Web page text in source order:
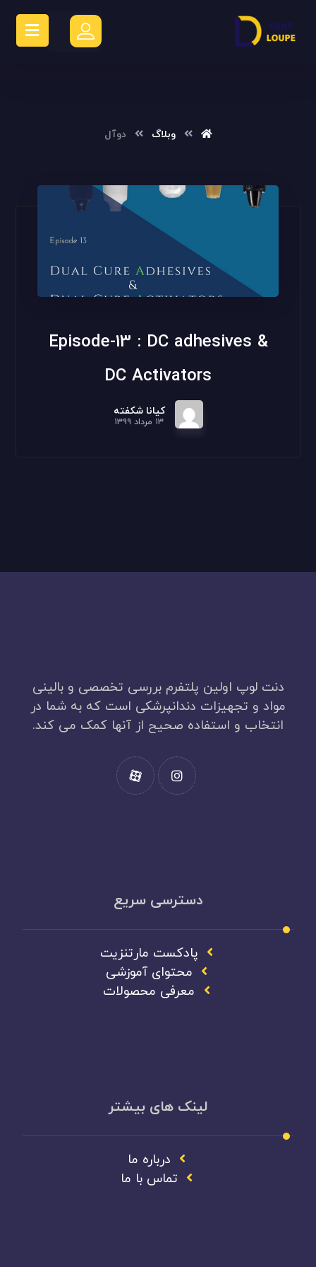
وبلاگ دوآل
Episode-13 : DC adhesives &
DC Activators
کیانا شکفته
۱۳ مرداد ۱۳۹۹
دنت لوپ اولین پلتفرم بررسی تخصصی و بالینی
مواد و تجهیزات دندانپرشکی است که به شما در
انتخاب و استفاده صحیح از آنها کمک می کند.
دسترسی سریع
پادکست مارتنزیت
محتوای آموزشی
معرفی محصولات
لینک های بیشتر
درباره ما
تماس با ما